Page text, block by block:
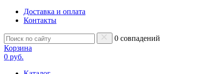
Доставка и оплата
Контакты
0 совпадений
Корзина
0 руб.